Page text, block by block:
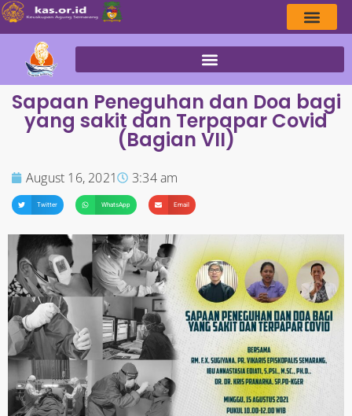
Sapaan Peneguhan dan Doa bagi
yang sakit dan Terpapar Covid
(Bagian VII)
August 16, 2021 3:34 am
Twitter WhatsApp Email